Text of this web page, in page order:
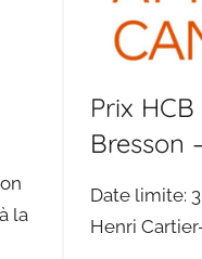
la
Prix
Bresson
Date limite:
Henri